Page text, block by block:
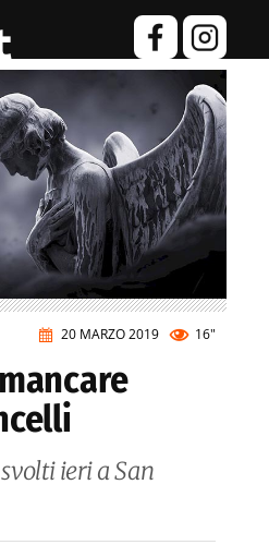
20 MARZO 2019 16"
ieri a San